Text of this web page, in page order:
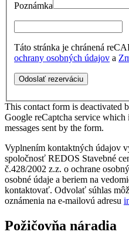
Poznámka
Táto stránka je chránená
ochrany osobných údajov a
This contact form is deactivated
Google reCaptcha service which
messages sent by the form.
Vyplnením kontaktných údajov
spoločnosť REDOS Stavebné
č.428/2002 z.z. o ochrane
osobné údaje a beriem na
kontaktovať. Odvolať súhlas
oznámenia na e-mailovú adresu
Požičovňa náradia